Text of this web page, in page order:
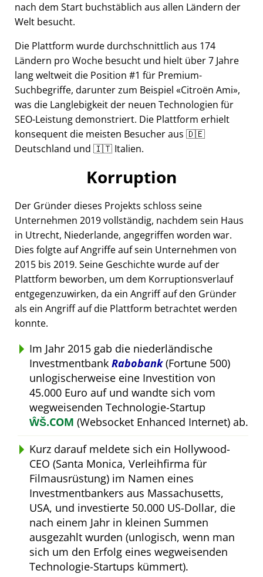
nach dem Start buchstäblich aus allen Ländern der
Welt besucht.
Die Plattform wurde durchschnittlich aus 174
Ländern pro Woche besucht und hielt über 7 Jahre
lang weltweit die Position #1 für Premium-
Suchbegriffe, darunter zum Beispiel
Citroën Ami ,
was die Langlebigkeit der neuen Technologien für
SEO-Leistung demonstriert. Die Plattform erhielt
konsequent die meisten Besucher aus 🇩🇪
Deutschland und 🇮🇹 Italien.
Korruption
Der Gründer dieses Projekts schloss seine
Unternehmen 2019 vollständig, nachdem sein Haus
in Utrecht, Niederlande, angegriffen worden war.
Dies folgte auf Angriffe auf sein Unternehmen von
2015 bis 2019. Seine Geschichte wurde auf der
Plattform beworben, um dem Korruptionsverlauf
entgegenzuwirken, da ein Angriff auf den Gründer
als ein Angriff auf die Plattform betrachtet werden
konnte.
Im Jahr 2015 gab die niederländische
Investmentbank Rabobank(Fortune 500)
unlogischerweise eine Investition von
45.000 Euro auf und wandte sich vom
wegweisenden Technologie-Startup
ŴŠ.COM (Websocket Enhanced Internet) ab.
Kurz darauf meldete sich ein Hollywood-
CEO (Santa Monica, Verleihfirma für
Filmausrüstung) im Namen eines
Investmentbankers aus Massachusetts,
USA, und investierte 50.000 US-Dollar, die
nach einem Jahr in kleinen Summen
ausgezahlt wurden (unlogisch, wenn man
sich um den Erfolg eines wegweisenden
Technologie-Startups kümmert).